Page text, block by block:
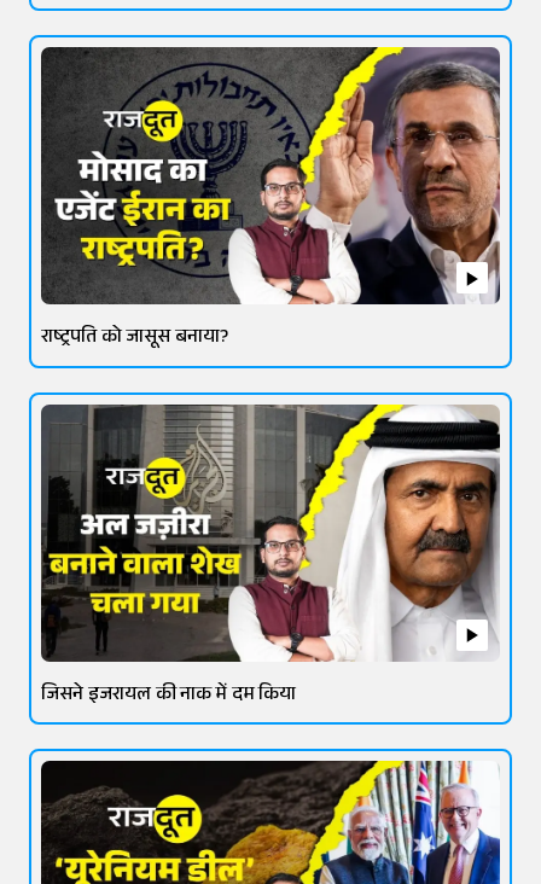
राष्ट्रपति को जासूस बनाया?
जिसने इजरायल की नाक में दम किया